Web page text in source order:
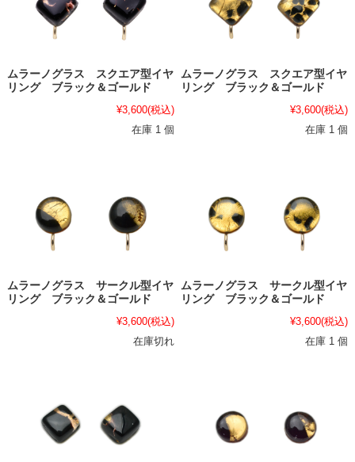
ムラーノグラス スクエア型イヤ
リング ブラック＆ゴールド
¥3,600(税込)
在庫 1 個
ムラーノグラス スクエア型イヤ
リング ブラック＆ゴールド
¥3,600(税込)
在庫 1 個
ムラーノグラス サークル型イヤ
リング ブラック＆ゴールド
¥3,600(税込)
在庫切れ
ムラーノグラス サークル型イヤ
リング ブラック＆ゴールド
¥3,600(税込)
在庫 1 個